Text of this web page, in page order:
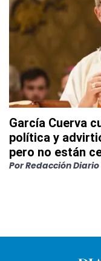
García Cuerva
política y
pero no están
PorRedacción